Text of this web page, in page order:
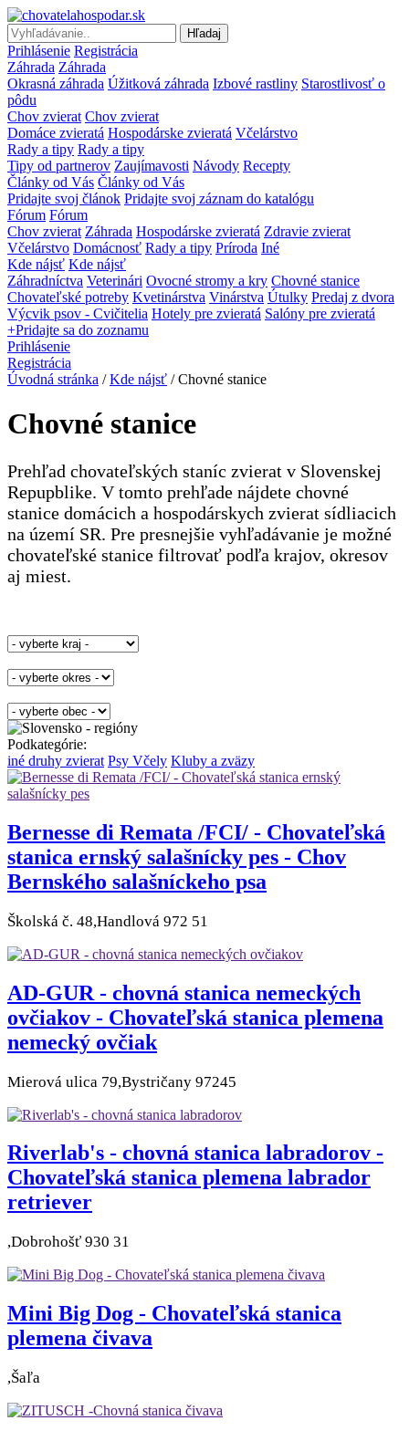
Hľadaj
Prihlásenie Registrácia
Záhrada Záhrada
Okrasná záhrada Úžitková záhrada Izbové rastliny Starostlivosť o
pôdu
Chov zvierat Chov zvierat
Domáce zvieratá Hospodárske zvieratá Včelárstvo
Rady a tipy Rady a tipy
Tipy od partnerov Zaujímavosti Návody Recepty
Články od Vás Články od Vás
Pridajte svoj článok Pridajte svoj záznam do katalógu
Fórum Fórum
Chov zvierat Záhrada Hospodárske zvieratá Zdravie zvierat
Včelárstvo Domácnosť Rady a tipy Príroda Iné
Kde nájsť Kde nájsť
Záhradníctva Veterinári Ovocné stromy a kry Chovné stanice
Chovateľské potreby Kvetinárstva Vinárstva Útulky Predaj z dvora
Výcvik psov - Cvičitelia Hotely pre zvieratá Salóny pre zvieratá
+Pridajte sa do zoznamu
Prihlásenie
Registrácia
Úvodná stránka / Kde nájsť / Chovné stanice
Chovné stanice
Prehľad chovateľských staníc zvierat v Slovenskej
Repupblike. V tomto prehľade nájdete chovné
stanice domácich a hospodárskych zvierat sídliacich
na území SR. Pre presnejšie vyhľadávanie je možné
chovateľské stanice filtrovať podľa krajov, okresov
aj miest.
Podkategórie:
iné druhy zvierat Psy Včely Kluby a zväzy
Bernesse di Remata /FCI/ - Chovateľská
stanica ernský salašnícky pes - Chov
Bernského salašníckeho psa
Školská č. 48,Handlová 972 51
AD-GUR - chovná stanica nemeckých
ovčiakov - Chovateľská stanica plemena
nemecký ovčiak
Mierová ulica 79,Bystričany 97245
Riverlab's - chovná stanica labradorov -
Chovateľská stanica plemena labrador
retriever
,Dobrohošť 930 31
Mini Big Dog - Chovateľská stanica
plemena čivava
,Šaľa